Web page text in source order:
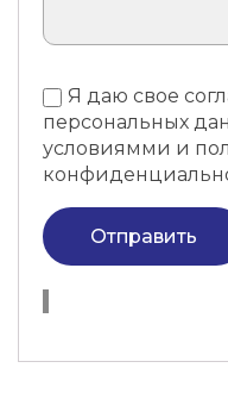
Я даю свое
персональных
условиямми и
Отправить